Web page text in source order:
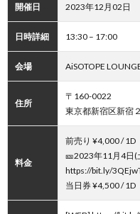
開催日 2023年12月02日
日時詳細 13:30 – 17:00
会場 AiSOTOPE
住所
〒160-0022
東京都新宿区新宿
料金
前売り ¥4,000 / 1D
🎫2023年11月4日(
https://bit.ly/
当日券 ¥4,500 / 1D